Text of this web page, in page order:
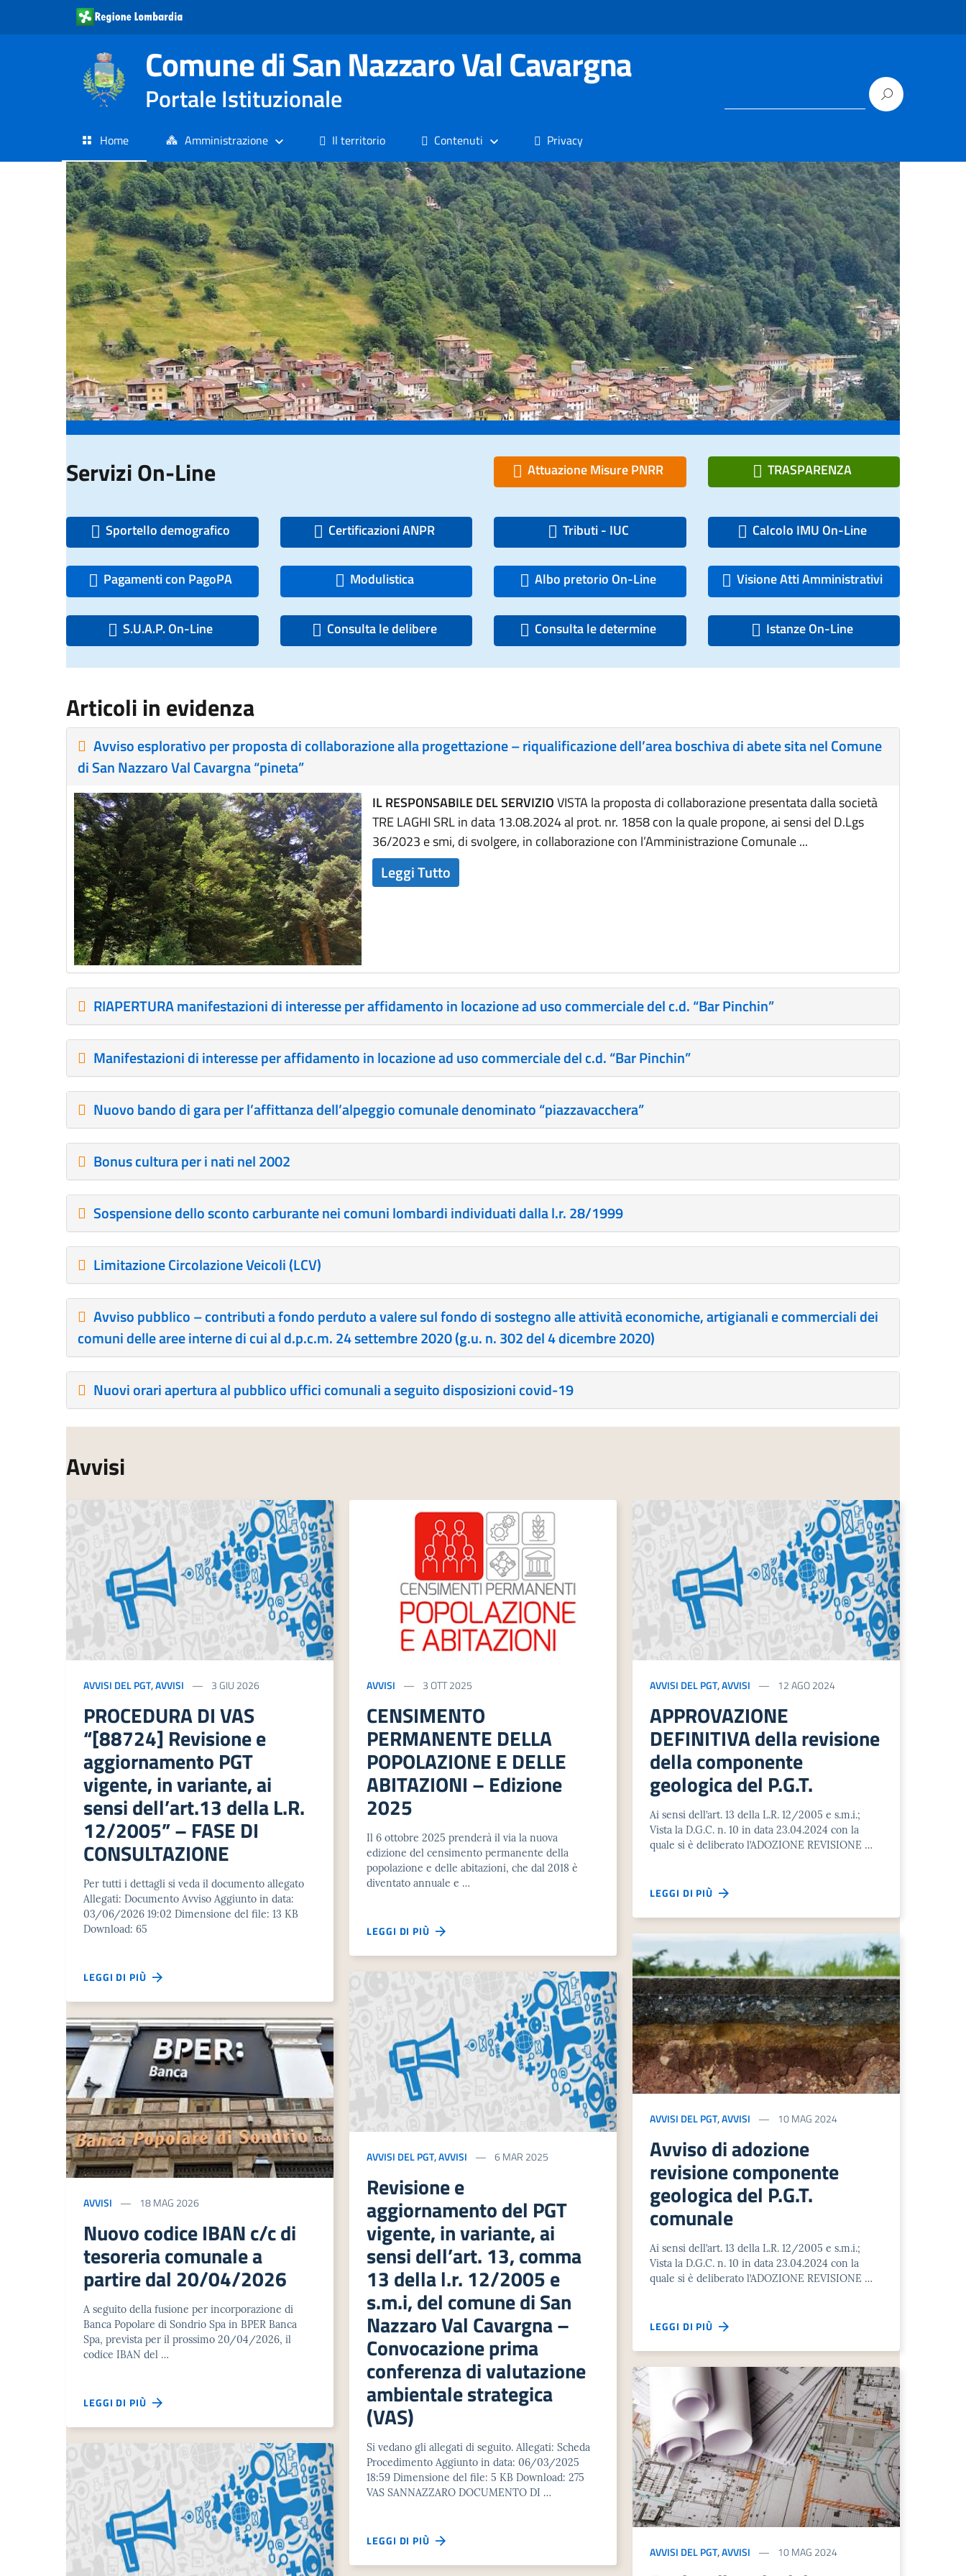
Comune di San Nazzaro Val Cavargna
Portale Istituzionale
Home Amministrazione Il territorio Contenuti Privacy
Servizi On-Line Attuazione Misure PNRR TRASPARENZA
Sportello demografico Certificazioni ANPR Tributi - IUC Calcolo IMU On-Line
Pagamenti con PagoPA Modulistica Albo pretorio On-Line Visione Atti Amministrativi
S.U.A.P. On-Line Consulta le delibere Consulta le determine Istanze On-Line
Articoli in evidenza
Avviso esplorativo per proposta di collaborazione alla progettazione – riqualificazione dell’area boschiva di abete sita nel Comune
di San Nazzaro Val Cavargna “pineta”
IL RESPONSABILE DEL SERVIZIOVISTA la proposta di collaborazione presentata dalla società
TRE LAGHI SRL in data 13.08.2024 al prot. nr. 1858 con la quale propone, ai sensi del D.Lgs
36/2023 e smi, di svolgere, in collaborazione con l’Amministrazione Comunale ...
Leggi Tutto
RIAPERTURA manifestazioni di interesse per affidamento in locazione ad uso commerciale del c.d. “Bar Pinchin”
Manifestazioni di interesse per affidamento in locazione ad uso commerciale del c.d. “Bar Pinchin”
Nuovo bando di gara per l’affittanza dell’alpeggio comunale denominato “piazzavacchera”
Bonus cultura per i nati nel 2002
Sospensione dello sconto carburante nei comuni lombardi individuati dalla l.r. 28/1999
Limitazione Circolazione Veicoli (LCV)
Avviso pubblico – contributi a fondo perduto a valere sul fondo di sostegno alle attività economiche, artigianali e commerciali dei
comuni delle aree interne di cui al d.p.c.m. 24 settembre 2020 (g.u. n. 302 del 4 dicembre 2020)
Nuovi orari apertura al pubblico uffici comunali a seguito disposizioni covid-19
Avvisi
AVVISI DEL PGT,AVVISI 3 GIU 2026
PROCEDURA DI VAS
“[88724] Revisione e
aggiornamento PGT
vigente, in variante, ai
sensi dell’art.13 della L.R.
12/2005” – FASE DI
CONSULTAZIONE
Per tutti i dettagli si veda il documento allegato
Allegati: Documento Avviso Aggiunto in data:
03/06/2026 19:02 Dimensione del file: 13 KB
Download: 65
LEGGI DI PIÙ
AVVISI 18 MAG 2026
Nuovo codice IBAN c/c di
tesoreria comunale a
partire dal 20/04/2026
A seguito della fusione per incorporazione di
Banca Popolare di Sondrio Spa in BPER Banca
Spa, prevista per il prossimo 20/04/2026, il
codice IBAN del …
LEGGI DI PIÙ
AVVISI 3 OTT 2025
CENSIMENTO
PERMANENTE DELLA
POPOLAZIONE E DELLE
ABITAZIONI – Edizione
2025
Il 6 ottobre 2025 prenderà il via la nuova
edizione del censimento permanente della
popolazione e delle abitazioni, che dal 2018 è
diventato annuale e …
LEGGI DI PIÙ
AVVISI DEL PGT,AVVISI 6 MAR 2025
Revisione e
aggiornamento del PGT
vigente, in variante, ai
sensi dell’art. 13, comma
13 della l.r. 12/2005 e
s.m.i, del comune di San
Nazzaro Val Cavargna –
Convocazione prima
conferenza di valutazione
ambientale strategica
(VAS)
Si vedano gli allegati di seguito. Allegati: Scheda
Procedimento Aggiunto in data: 06/03/2025
18:59 Dimensione del file: 5 KB Download: 275
VAS SANNAZZARO DOCUMENTO DI …
LEGGI DI PIÙ
AVVISI DEL PGT,AVVISI 12 AGO 2024
APPROVAZIONE
DEFINITIVA della revisione
della componente
geologica del P.G.T.
Ai sensi dell’art. 13 della L.R. 12/2005 e s.m.i.;
Vista la D.G.C. n. 10 in data 23.04.2024 con la
quale si è deliberato l’ADOZIONE REVISIONE …
LEGGI DI PIÙ
AVVISI DEL PGT,AVVISI 10 MAG 2024
Avviso di adozione
revisione componente
geologica del P.G.T.
comunale
Ai sensi dell’art. 13 della L.R. 12/2005 e s.m.i.;
Vista la D.G.C. n. 10 in data 23.04.2024 con la
quale si è deliberato l’ADOZIONE REVISIONE …
LEGGI DI PIÙ
AVVISI DEL PGT,AVVISI 10 MAG 2024